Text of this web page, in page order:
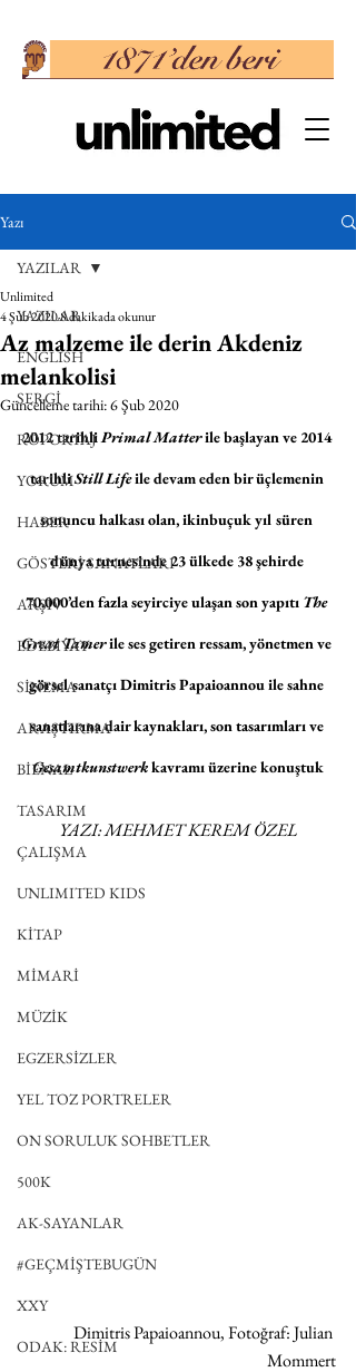
Yazı
YAZILAR
ENGLISH
SERGİ
RÖPORTAJ
YORUM
HABER
GÖSTERİ SANATLARI
ARŞİV
EDEBİYAT
SİNEMA
ARAŞTIRMA
BİENAL
TASARIM
ÇALIŞMA
UNLIMITED KIDS
KİTAP
MİMARİ
MÜZİK
EGZERSİZLER
YEL TOZ PORTRELER
ON SORULUK SOHBETLER
500K
AK-SAYANLAR
#GEÇMİŞTEBUGÜN
XXY
ODAK: RESİM
YAZILAR
Az malzeme ile derin Akdeniz
melankolisi
Unlimited
4 Şub 20208 dakikada okunur
Güncelleme tarihi:6 Şub 2020
2012 tarihli Primal Matter ile başlayan ve 2014
tarihli Still Life ile devam eden bir üçlemenin
sonuncu halkası olan, ikinbuçuk yıl süren
dünya turnesinde 23 ülkede 38 şehirde
70.000’den fazla seyirciye ulaşan son yapıtı The
Great Tamer ile ses getiren ressam, yönetmen ve
görsel sanatçı Dimitris Papaioannou ile sahne
sanatlarına dair kaynakları, son tasarımları ve
Gesamtkunstwerk kavramı üzerine konuştuk
YAZI: MEHMET KEREM ÖZEL
Dimitris Papaioannou, Fotoğraf: Julian
Mommert